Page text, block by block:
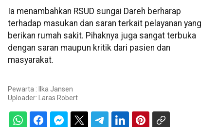
Ia menambahkan RSUD sungai Dareh berharap
terhadap masukan dan saran terkait pelayanan yang
berikan rumah sakit. Pihaknya juga sangat terbuka
dengan saran maupun kritik dari pasien dan
masyarakat.
Pewarta : Ilka Jansen
Uploader: Laras Robert